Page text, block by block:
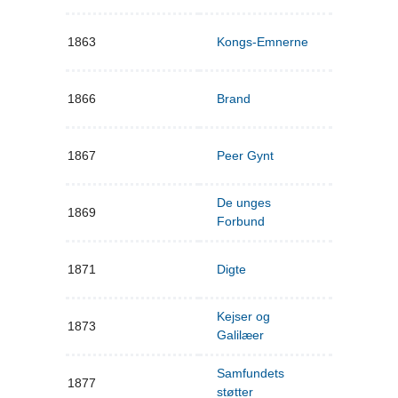
1863 Kongs-Emnerne
1866 Brand
1867 Peer Gynt
1869
De unges
Forbund
1871 Digte
1873
Kejser og
Galilæer
1877
Samfundets
støtter